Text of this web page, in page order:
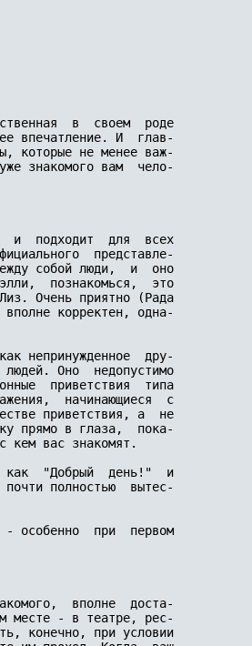
в  своем  роде
впечатление. И  глав-
которые не менее важ-
знакомого вам  чело-
и  подходит  для  всех
представле-
собой люди,  и  оно
познакомься,  это
Очень приятно (Рада
корректен, одна-
непринужденное  дру-
людей. Оно  недопустимо
приветствия  типа
начинающиеся  с
приветствия, а  не
прямо в глаза,  пока-
кем вас знакомят.
как  "Добрый  день!"  и
полностью  вытес-
- особенно  при  первом
вполне  доста-
месте - в театре, рес-
конечно, при условии